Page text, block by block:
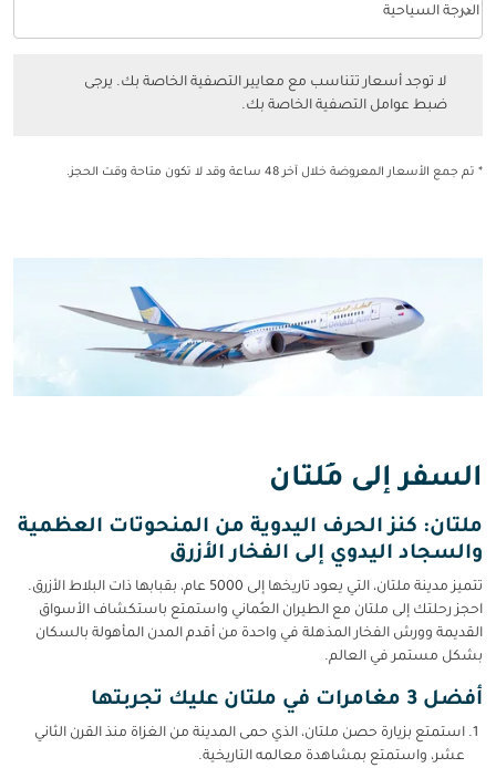
فئة المقصورة option الدرجة السياحية Selected
الدرجة السياحية
keyboard_arrow_down
لا توجد أسعار تتناسب مع معايير التصفية الخاصة بك. يرجى
ضبط عوامل التصفية الخاصة بك.
* تم جمع الأسعار المعروضة خلال آخر 48 ساعة وقد لا تكون متاحة وقت الحجز.
السفر إلى مُلتان
ملتان: كنز الحرف اليدوية من المنحوتات العظمية
والسجاد اليدوي إلى الفخار الأزرق
تتميز مدينة ملتان، التي يعود تاريخها إلى 5000 عام، بقبابها ذات البلاط الأزرق.
احجز رحلتك إلى ملتان مع الطيران العُماني واستمتع باستكشاف الأسواق
القديمة وورش الفخار المذهلة في واحدة من أقدم المدن المأهولة بالسكان
بشكل مستمر في العالم.
أفضل 3 مغامرات في ملتان عليك تجربتها
استمتع بزيارة حصن ملتان، الذي حمى المدينة من الغزاة منذ القرن الثاني
عشر، واستمتع بمشاهدة معالمه التاريخية.